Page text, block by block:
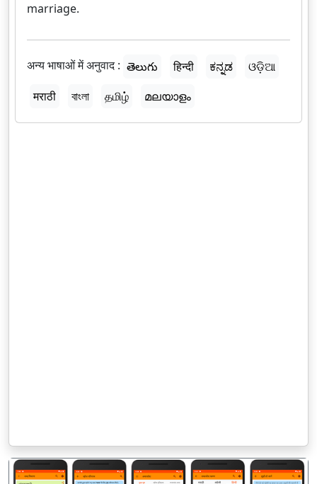
marriage.
अन्य भाषाओं में अनुवाद : తెలుగు हिन्दी ಕನ್ನಡ
ଓଡ଼ିଆ
मराठी
বাংলা தமிழ் മലയാളം